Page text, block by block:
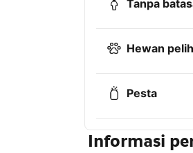
Tanpa
Hewan
Pesta
Informasi